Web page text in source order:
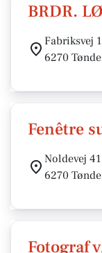
BRDR.
Fabriksvej 1
6270
Fenêtre
Noldevej 41
6270
Fotograf